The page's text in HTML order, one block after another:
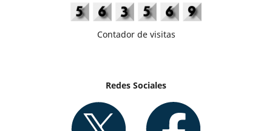
Contador de visitas
Redes Sociales